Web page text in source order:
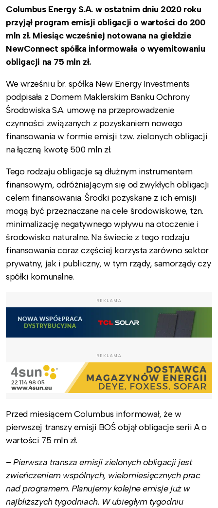
Columbus Energy S.A. w ostatnim dniu 2020 roku
przyjął program emisji obligacji o wartości do 200
mln zł. Miesiąc wcześniej notowana na giełdzie
NewConnect spółka informowała o wyemitowaniu
obligacji na 75 mln zł.
We wrześniu br. spółka New Energy Investments
podpisała z Domem Maklerskim Banku Ochrony
Środowiska S.A. umowę na przeprowadzenie
czynności związanych z pozyskaniem nowego
finansowania w formie emisji tzw. zielonych obligacji
na łączną kwotę 500 mln zł.
Tego rodzaju obligacje są dłużnym instrumentem
finansowym, odróżniającym się od zwykłych obligacji
celem finansowania. Środki pozyskane z ich emisji
mogą być przeznaczane na cele środowiskowe, tzn.
minimalizację negatywnego wpływu na otoczenie i
środowisko naturalne. Na świecie z tego rodzaju
finansowania coraz częściej korzysta zarówno sektor
prywatny, jak i publiczny, w tym rządy, samorządy czy
spółki komunalne.
REKLAMA
REKLAMA
Przed miesiącem Columbus informował, że w
pierwszej transzy emisji BOŚ objął obligacje serii A o
wartości 75 mln zł.
– Pierwsza transza emisji zielonych obligacji jest
zwieńczeniem wspólnych, wielomiesięcznych prac
nad programem. Planujemy kolejne emisje już w
najbliższych tygodniach. W ubiegłym tygodniu